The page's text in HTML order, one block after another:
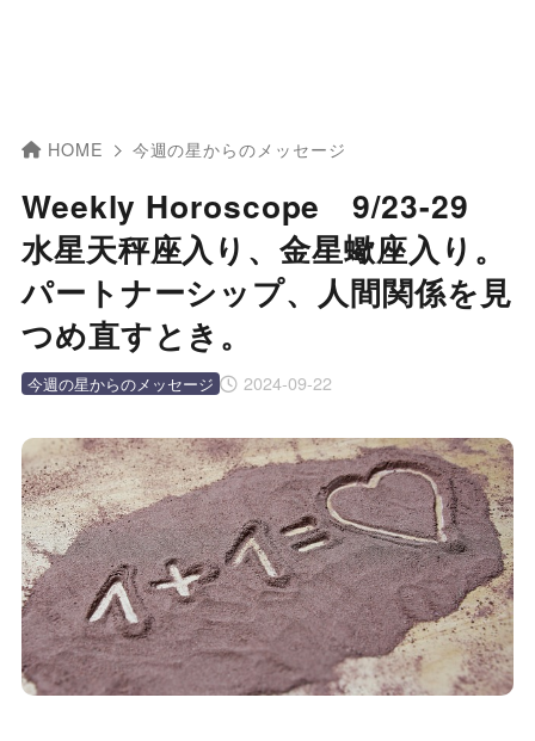
HOME 今週の星からのメッセージ
Weekly Horoscope 9/23-29
水星天秤座入り、金星蠍座入り。
パートナーシップ、人間関係を見
つめ直すとき。
2024-09-22
今週の星からのメッセージ